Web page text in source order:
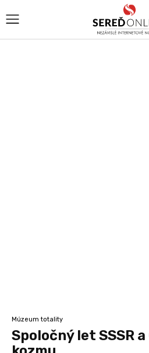
Múzeum totality
Spoločný let SSSR a